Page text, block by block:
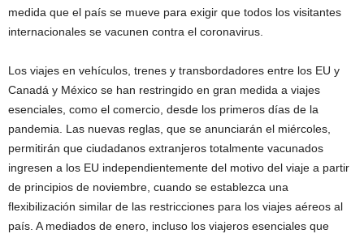
medida que el país se mueve para exigir que todos los visitantes
internacionales se vacunen contra el coronavirus.
Los viajes en vehículos, trenes y transbordadores entre los EU y
Canadá y México se han restringido en gran medida a viajes
esenciales, como el comercio, desde los primeros días de la
pandemia. Las nuevas reglas, que se anunciarán el miércoles,
permitirán que ciudadanos extranjeros totalmente vacunados
ingresen a los EU independientemente del motivo del viaje a partir
de principios de noviembre, cuando se establezca una
flexibilización similar de las restricciones para los viajes aéreos al
país. A mediados de enero, incluso los viajeros esenciales que